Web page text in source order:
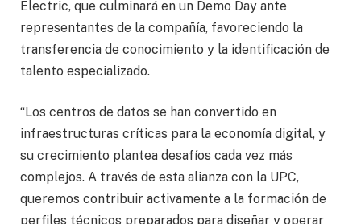
Electric, que culminará en un Demo Day ante
representantes de la compañía, favoreciendo la
transferencia de conocimiento y la identificación de
talento especializado.
“Los centros de datos se han convertido en
infraestructuras críticas para la economía digital, y
su crecimiento plantea desafíos cada vez más
complejos. A través de esta alianza con la UPC,
queremos contribuir activamente a la formación de
perfiles técnicos preparados para diseñar y operar